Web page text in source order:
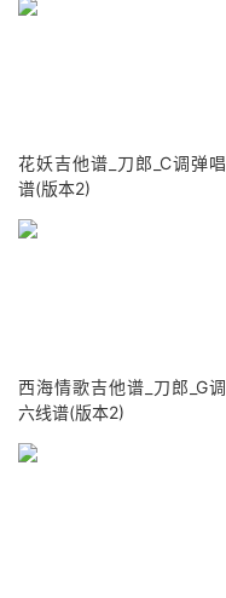
花妖吉他谱_刀郎_C调弹
谱(版本2)
西海情歌吉他谱_刀郎_G
六线谱(版本2)